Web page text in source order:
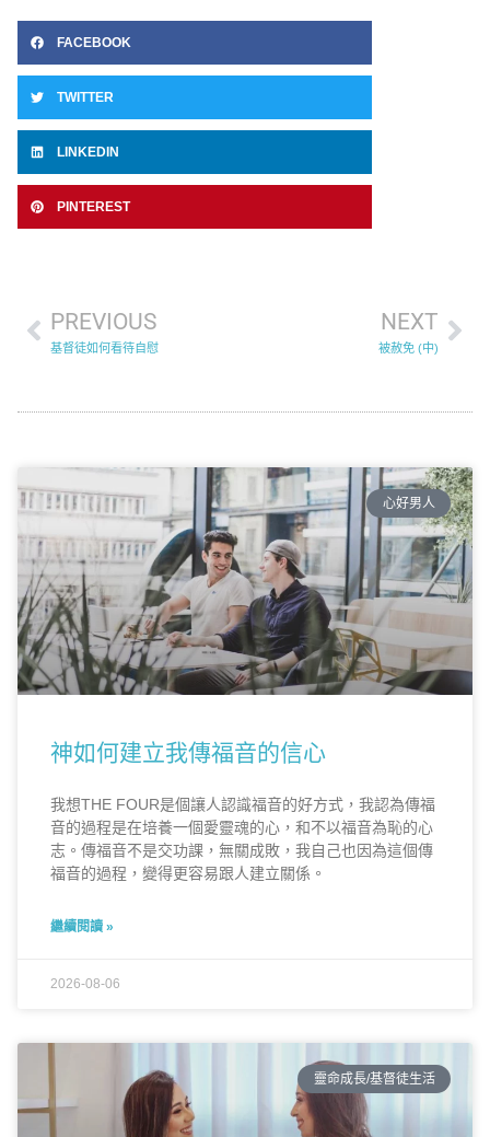
FACEBOOK
TWITTER
LINKEDIN
PINTEREST
PREVIOUS
基督徒如何看待自慰
NEXT
被赦免 (中)
心好男人
神如何建立我傳福音的信心
我想THE FOUR是個讓人認識福音的好方式，我認為傳福
音的過程是在培養一個愛靈魂的心，和不以福音為恥的心
志。傳福音不是交功課，無關成敗，我自己也因為這個傳
福音的過程，變得更容易跟人建立關係。
繼續閱讀 »
2026-08-06
靈命成長/基督徒生活